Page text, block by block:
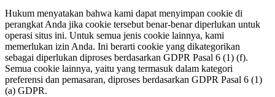
Hukum menyatakan bahwa kami dapat menyimpan cookie di
perangkat Anda jika cookie tersebut benar-benar diperlukan untuk
operasi situs ini. Untuk semua jenis cookie lainnya, kami
memerlukan izin Anda. Ini berarti cookie yang dikategorikan
sebagai diperlukan diproses berdasarkan GDPR Pasal 6 (1) (f).
Semua cookie lainnya, yaitu yang termasuk dalam kategori
preferensi dan pemasaran, diproses berdasarkan GDPR Pasal 6 (1)
(a) GDPR.